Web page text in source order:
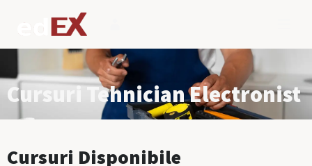
Cursuri Tehnician Electronist
Cursuri Disponibile